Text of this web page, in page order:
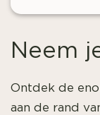
Neem
Ontdek de
aan de rand